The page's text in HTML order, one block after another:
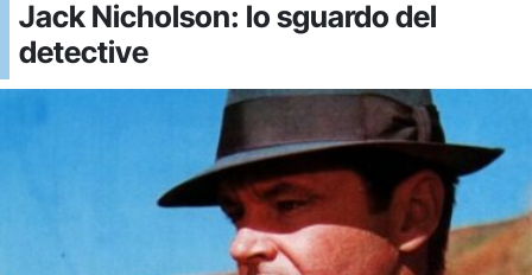
Jack Nicholson: lo sguardo del
detective